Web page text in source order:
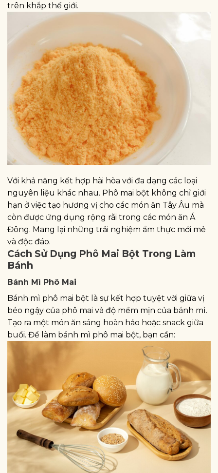
trên khắp thế giới.
Với khả năng kết hợp hài hòa với đa dạng các loại
nguyên liệu khác nhau. Phô mai bột không chỉ giới
hạn ở việc tạo hương vị cho các món ăn Tây Âu mà
còn được ứng dụng rộng rãi trong các món ăn Á
Đông. Mang lại những trải nghiệm ẩm thực mới mẻ
và độc đáo.
Cách Sử Dụng Phô Mai Bột Trong Làm
Bánh
Bánh Mì Phô Mai
Bánh mì phô mai bột là sự kết hợp tuyệt vời giữa vị
béo ngậy của phô mai và độ mềm mịn của bánh mì.
Tạo ra một món ăn sáng hoàn hảo hoặc snack giữa
buổi. Để làm bánh mì phô mai bột, bạn cần: